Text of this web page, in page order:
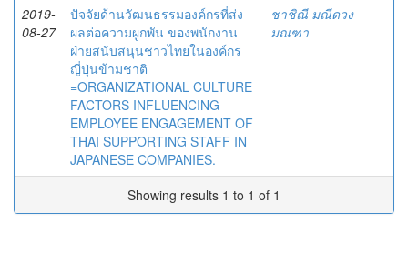
2019-
08-27
ปัจจัยด้านวัฒนธรรมองค์กรที่ส่ง
ผลต่อความผูกพัน ของพนักงาน
ฝ่ายสนับสนุนชาวไทยในองค์กร
ญี่ปุ่นข้ามชาติ
=ORGANIZATIONAL CULTURE
FACTORS INFLUENCING
EMPLOYEE ENGAGEMENT OF
THAI SUPPORTING STAFF IN
JAPANESE COMPANIES.
ชาชิณี มณีดวง
มณฑา
Showing results 1 to 1 of 1